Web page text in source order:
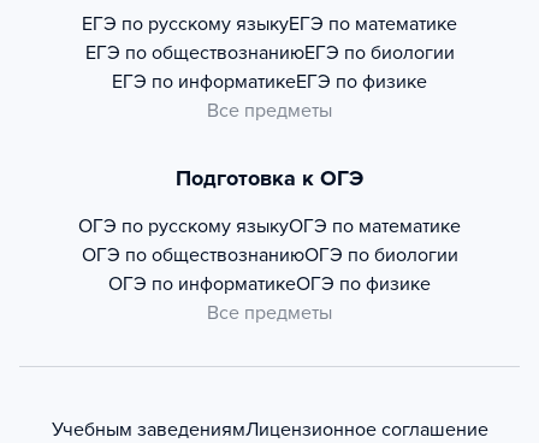
ЕГЭ по русскому языкуЕГЭ по математике
ЕГЭ по обществознаниюЕГЭ по биологии
ЕГЭ по информатикеЕГЭ по физике
Все предметы
Подготовка к ОГЭ
ОГЭ по русскому языкуОГЭ по математике
ОГЭ по обществознаниюОГЭ по биологии
ОГЭ по информатикеОГЭ по физике
Все предметы
Учебным заведениямЛицензионное соглашение